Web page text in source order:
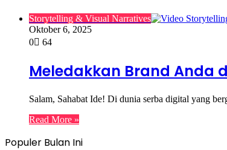
Storytelling & Visual Narratives
Oktober 6, 2025
0
64
Meledakkan Brand Anda
Salam, Sahabat Ide! Di dunia serba digital yang
Read More »
Populer Bulan Ini